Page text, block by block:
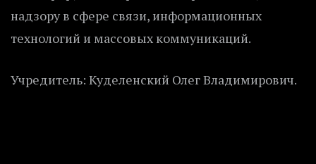
надзору в сфере связи, информационных
технологий и массовых коммуникаций.
Учредитель: Куделенский Олег Владимирович.